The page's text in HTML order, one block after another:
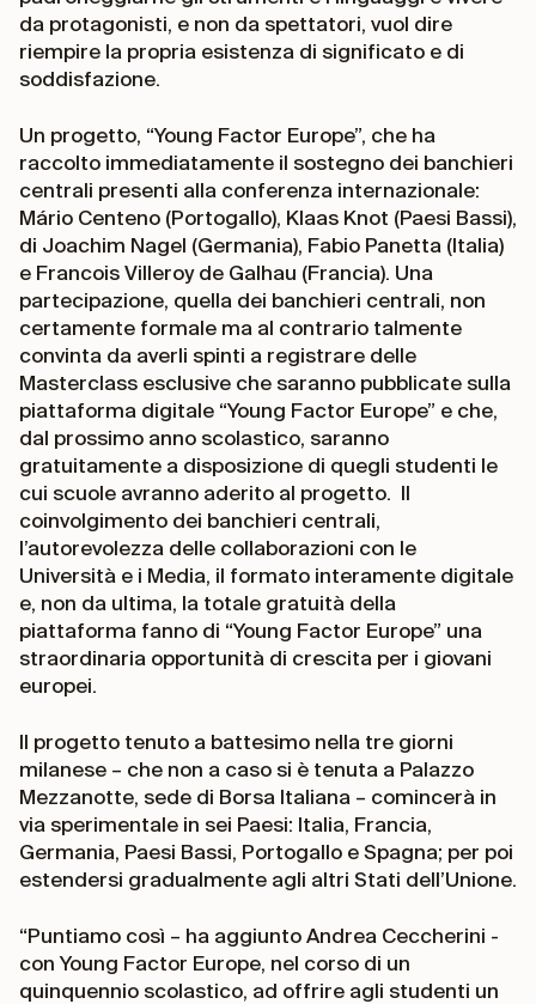
da protagonisti, e non da spettatori, vuol dire
riempire la propria esistenza di significato e di
soddisfazione.
Un progetto, “Young Factor Europe”, che ha
raccolto immediatamente il sostegno dei banchieri
centrali presenti alla conferenza internazionale:
Mário Centeno (Portogallo), Klaas Knot (Paesi Bassi),
di Joachim Nagel (Germania), Fabio Panetta (Italia)
e Francois Villeroy de Galhau (Francia). Una
partecipazione, quella dei banchieri centrali, non
certamente formale ma al contrario talmente
convinta da averli spinti a registrare delle
Masterclass esclusive che saranno pubblicate sulla
piattaforma digitale “Young Factor Europe” e che,
dal prossimo anno scolastico, saranno
gratuitamente a disposizione di quegli studenti le
cui scuole avranno aderito al progetto. Il
coinvolgimento dei banchieri centrali,
l’autorevolezza delle collaborazioni con le
Università e i Media, il formato interamente digitale
e, non da ultima, la totale gratuità della
piattaforma fanno di “Young Factor Europe” una
straordinaria opportunità di crescita per i giovani
europei.
Il progetto tenuto a battesimo nella tre giorni
milanese – che non a caso si è tenuta a Palazzo
Mezzanotte, sede di Borsa Italiana – comincerà in
via sperimentale in sei Paesi: Italia, Francia,
Germania, Paesi Bassi, Portogallo e Spagna; per poi
estendersi gradualmente agli altri Stati dell’Unione.
“Puntiamo così – ha aggiunto Andrea Ceccherini -
con Young Factor Europe, nel corso di un
quinquennio scolastico, ad offrire agli studenti un